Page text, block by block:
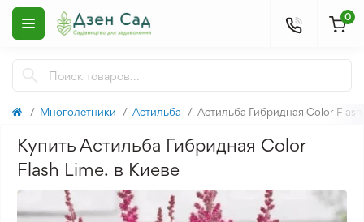
0
Многолетники Астильба Астильба Гибридная Color Flash
Купить Астильба Гибридная Color
Flash Lime. в Киеве